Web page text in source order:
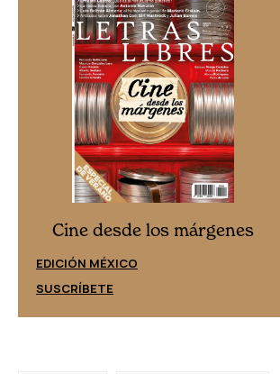
Cine desde los márgenes
EDICIÓN MÉXICO
SUSCRÍBETE